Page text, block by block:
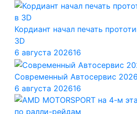
Кордиант начал печать
3D
6 августа 202616
Современный Автосервис 2026
6 августа 202616